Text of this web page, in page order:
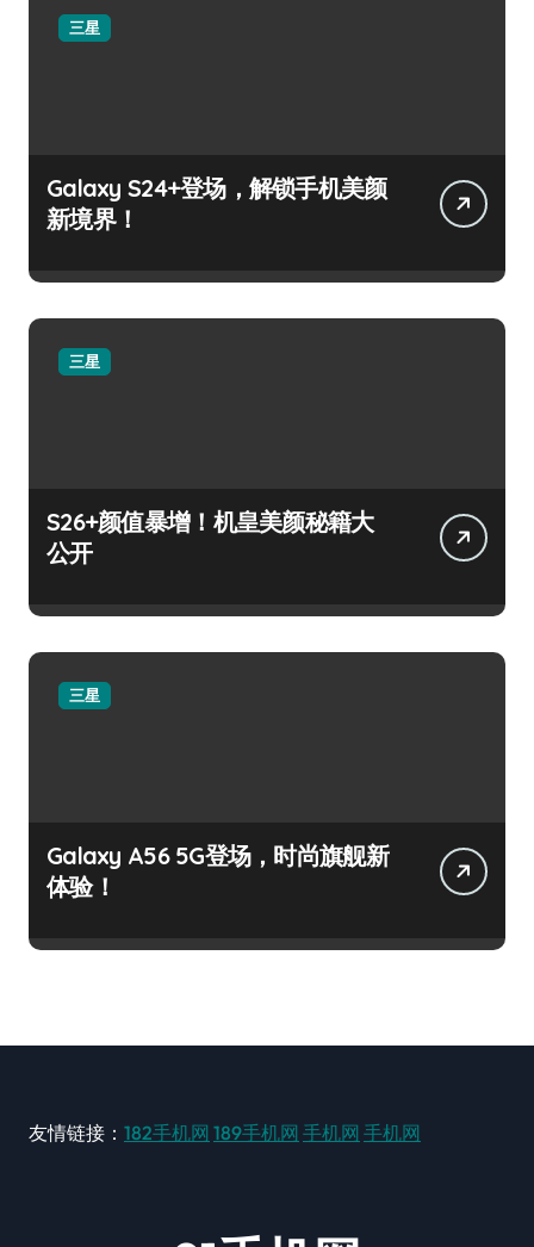
三星
Galaxy S24+登场，解锁手机美颜
新境界！
三星
S26+颜值暴增！机皇美颜秘籍大
公开
三星
Galaxy A56 5G登场，时尚旗舰新
体验！
友情链接： 182手机网 189手机网 手机网 手机网